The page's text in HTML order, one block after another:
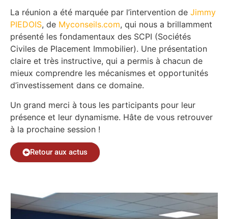
La réunion a été marquée par l’intervention de Jimmy
PIEDOIS, de Myconseils.com, qui nous a brillamment
présenté les fondamentaux des SCPI (Sociétés
Civiles de Placement Immobilier). Une présentation
claire et très instructive, qui a permis à chacun de
mieux comprendre les mécanismes et opportunités
d’investissement dans ce domaine.
Un grand merci à tous les participants pour leur
présence et leur dynamisme. Hâte de vous retrouver
à la prochaine session !
Retour aux actus